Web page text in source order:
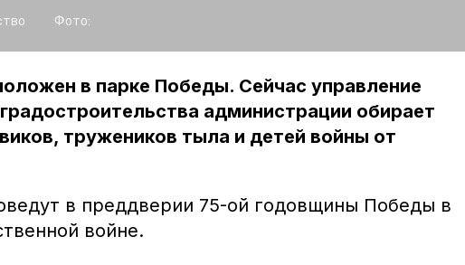
Фото:
в парке Победы. Сейчас управление
администрации обирает
тружеников тыла и детей войны от
в преддверии 75-ой годовщины Победы в
войне.